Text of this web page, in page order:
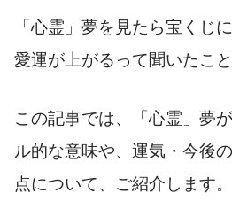
「心霊」夢を見たら宝くじ
愛運が上がるって聞いたこ
この記事では、「心霊」夢
ル的な意味や、運気・今後
点について、ご紹介します。